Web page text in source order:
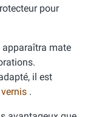
pour
apparaîtra mate
il est
.